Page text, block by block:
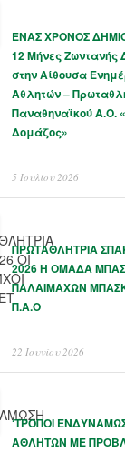
ΕΝΑΣ ΧΡΟΝΟΣ
12 Μήνες Ζωντανής
στην Αίθουσα
Αθλητών –
Παναθηναϊκού Α.Ο.
Δομάζος»
5 Ιουλίου 2026
ΠΡΩΤΑΘΛΗΤΡΙΑ
2026 Η ΟΜΑΔΑ
ΠΑΛΑΙΜΑΧΩΝ
Π.Α.Ο
22 Ιουνίου 2026
‘ΤΡΟΠΟΙ
ΑΘΛΗΤΩΝ ΜΕ